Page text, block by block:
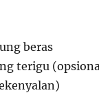
beras
terigu